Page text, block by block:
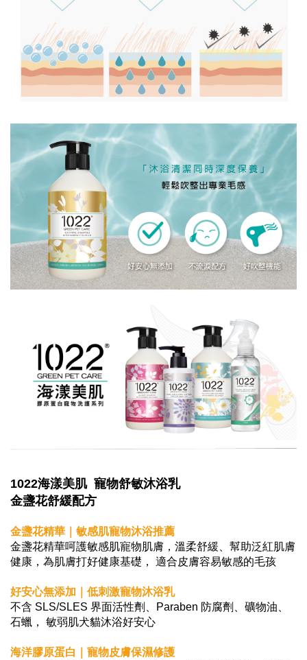
1022海漾美肌 寵物舒敏沐浴乳
金盞花舒緩配方
金盞花精華｜敏感肌寵物沐浴推薦
金盞花精華呵護敏感肌寵物肌膚，溫柔舒緩、幫助泛紅肌膚
健康，為肌膚打好健康基礎， 適合皮膚容易敏感的毛孩
好安心無添加｜低刺激寵物沐浴乳
不含 SLS/SLES 界面活性劑、Paraben 防腐劑、礦物油、
石蠟， 敏弱肌犬貓沐浴好安心
海洋膠原蛋白｜寵物皮膚保濕修護